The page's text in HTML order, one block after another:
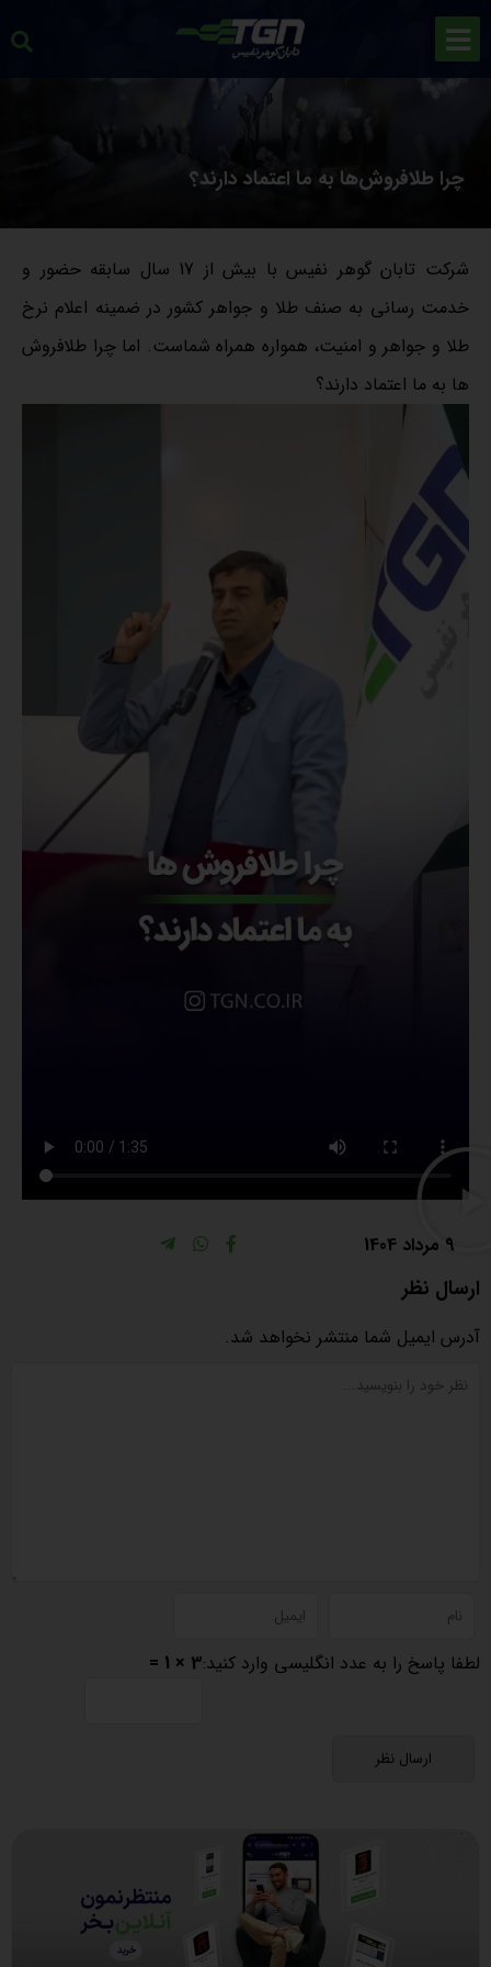
چرا طلافروش‌ها به ما اعتماد دارند؟
شرکت تابان گوهر نفیس با بیش از 17 سال سابقه حضور و
خدمت رسانی به صنف طلا و جواهر کشور در ضمینه اعلام نرخ
طلا و جواهر و امنیت، همواره همراه شماست. اما چرا طلافروش
ها به ما اعتماد دارند؟
9 مرداد 1404
ارسال نظر
آدرس ایمیل شما منتشر نخواهد شد.
لطفا پاسخ را به عدد انگلیسی وارد کنید:3 × 1 =